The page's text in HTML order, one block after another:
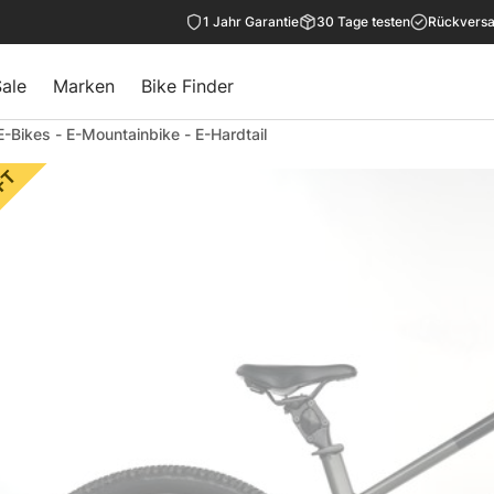
1 Jahr Garantie 30 Tage testen
Marken Bike Finder
Bikes - E-Mountainbike - E-Hardtail